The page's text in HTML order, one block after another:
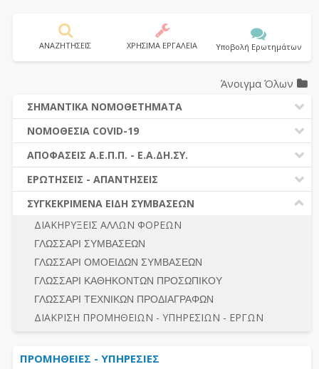
ΑΝΑΖΗΤΗΣΕΙΣ ΧΡΗΣΙΜΑ ΕΡΓΑΛΕΙΑ Υποβολή Ερωτημάτων
Άνοιγμα Όλων
ΣΗΜΑΝΤΙΚΑ ΝΟΜΟΘΕΤΗΜΑΤΑ
ΔΗΜΟΣΙΕΣ ΣΥΜΒΑΣΕΙΣ (Ν. 4412/2016)
ΔΗΜΟΤΙΚΟΣ ΚΩΔΙΚΑΣ (Ν.3463/2006)
ΚΑΛΛΙΚΡΑΤΗΣ (Ν.3852/2010)
ΝΟΜΟΘΕΣΙΑ - ΝΟΜΟΛΟΓΙΑ (ΣΥΝΟΛΟ)
ΝΟΜΟΘΕΣΙΑ COVID-19
ΝΟΜΟΘΕΣΙΑ - ΝΟΜΟΛΟΓΙΑ COVID -19
ΕΡΩΤΗΣΕΙΣ - ΑΠΑΝΤΗΣΕΙΣ
ΑΠΟΦΑΣΕΙΣ Α.Ε.Π.Π. - Ε.Α.ΔΗ.ΣΥ.
ΠΡΟΔΙΚΑΣΤΙΚΗ ΠΡΟΣΦΥΓΗ
ΓΕΝΙΚΟΙ ΚΑΝΟΝΕΣ
ΔΙΚΑΙΟΥΜΕΝΟΙ ΣΥΜΜΕΤΟΧΗΣ
ΠΡΟΣΦΟΡΕΣ – ΔΙΚΑΙΟΛΟΓΗΤΙΚΑ ΣΥΜΜΕΤΟΧΗΣ
ΔΙΕΞΑΓΩΓΗ ΔΙΑΔΙΚΑΣΙΑΣ
ΕΣΗΔΗΣ – ΚΗΜΔΗΣ
ΠΕΡΙΛΗΨΕΙΣ ΑΠΟΦΑΣΕΩΝ Α.Ε.Π.Π. - Ε.Α.ΔΗ.ΣΥ.
ΣΥΝΟΛΟ
ΕΡΩΤΗΣΕΙΣ - ΑΠΑΝΤΗΣΕΙΣ
Ν. 4782/2021 - ΤΡΟΠΟΠΟΙΗΣΗ 4412/2016
ΔΙΕΞΑΓΩΓΗ ΔΙΑΔΙΚΑΣΙΑΣ
ΔΙΑΔΙΚΑΣΙΕΣ ΑΝΑΘΕΣΗΣ
ΓΕΝΙΚΟΙ ΚΑΝΟΝΕΣ
ΠΡΟΕΤΟΙΜΑΣΙΑ - ΔΗΜΟΣΙΟΤΗΤΑ
ΛΟΓΟΙ ΑΠΟΚΛΕΙΣΜΟΥ-ΔΙΚΑΙΟΥΜΕΝΟΙ ΣΥΜΜΕΤΟΧΗΣ
ΠΡΟΣΦΟΡΕΣ - ΔΙΚΑΙΟΛΟΓΗΤΙΚΑ ΣΥΜΜΕΤΟΧΗΣ
ΣΥΓΚΕΚΡΙΜΕΝΑ ΕΙΔΗ ΣΥΜΒΑΣΕΩΝ
ΔΙΑΚΗΡΥΞΕΙΣ ΑΛΛΩΝ ΦΟΡΕΩΝ
ΓΛΩΣΣΑΡΙ ΣΥΜΒΑΣΕΩΝ
ΓΛΩΣΣΑΡΙ ΟΜΟΕΙΔΩΝ ΣΥΜΒΑΣΕΩΝ
ΓΛΩΣΣΑΡΙ ΚΑΘΗΚΟΝΤΩΝ ΠΡΟΣΩΠΙΚΟΥ
ΓΛΩΣΣΑΡΙ ΤΕΧΝΙΚΩΝ ΠΡΟΔΙΑΓΡΑΦΩΝ
ΔΙΑΚΡΙΣΗ ΠΡΟΜΗΘΕΙΩΝ - ΥΠΗΡΕΣΙΩΝ - ΕΡΓΩΝ
ΠΡΟΜΗΘΕΙΕΣ - ΥΠΗΡΕΣΙΕΣ